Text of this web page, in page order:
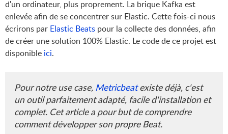
d'un ordinateur, plus proprement. La brique Kafka est
enlevée afin de se concentrer sur Elastic. Cette fois-ci nous
écrirons par Elastic Beats pour la collecte des données, afin
de créer une solution 100% Elastic. Le code de ce projet est
disponible ici.
Pour notre use case, Metricbeatexiste déjà, c'est
un outil parfaitement adapté, facile d'installation et
complet. Cet article a pour but de comprendre
comment développer son propre Beat.